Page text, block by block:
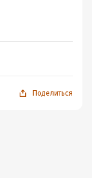
Поделиться